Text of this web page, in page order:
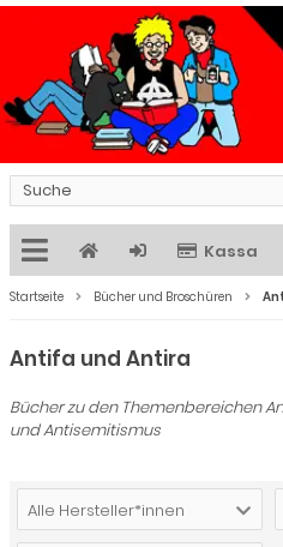
Kassa
Startseite Bücher und Broschüren
Antifa und Antira
Bücher zu den Themenbereichen
und Antisemitismus
Alle Hersteller*innen